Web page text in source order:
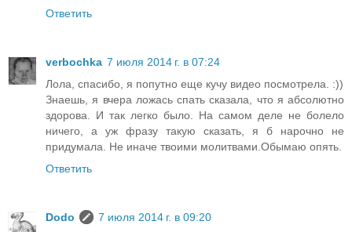
Ответить
verbochka 7 июля 2014 г. в 07:24
Лола, спасибо, я попутно еще кучу видео посмотрела. :))
Знаешь, я вчера ложась спать сказала, что я абсолютно
здорова. И так легко было. На самом деле не болело
ничего, а уж фразу такую сказать, я б нарочно не
придумала. Не иначе твоими молитвами.Обымаю опять.
Ответить
Dodo
7 июля 2014 г. в 09:20